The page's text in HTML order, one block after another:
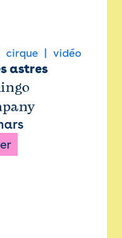
cirque vidéo
astres